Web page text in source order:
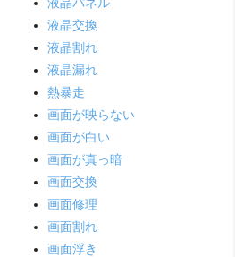
液晶交換
液晶割れ
液晶漏れ
熱暴走
画面が映らない
画面が白い
画面が真っ暗
画面交換
画面修理
画面割れ
画面浮き